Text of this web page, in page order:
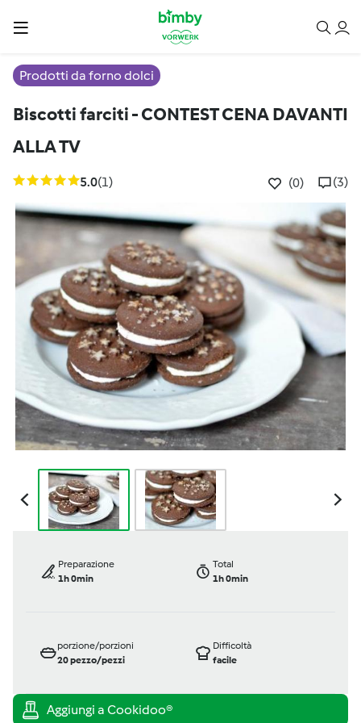
Prodotti da forno dolci
Biscotti farciti - CONTEST CENA DAVANTI
ALLA TV
5.0(1) (0) (3)
Preparazione
1h 0min
Total
1h 0min
porzione/porzioni
20pezzo/pezzi
Difficoltà
facile